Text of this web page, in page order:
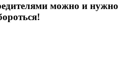
можно и нужно